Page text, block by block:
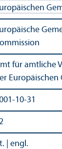
für amtliche
Europäischen
10-31
| engl.